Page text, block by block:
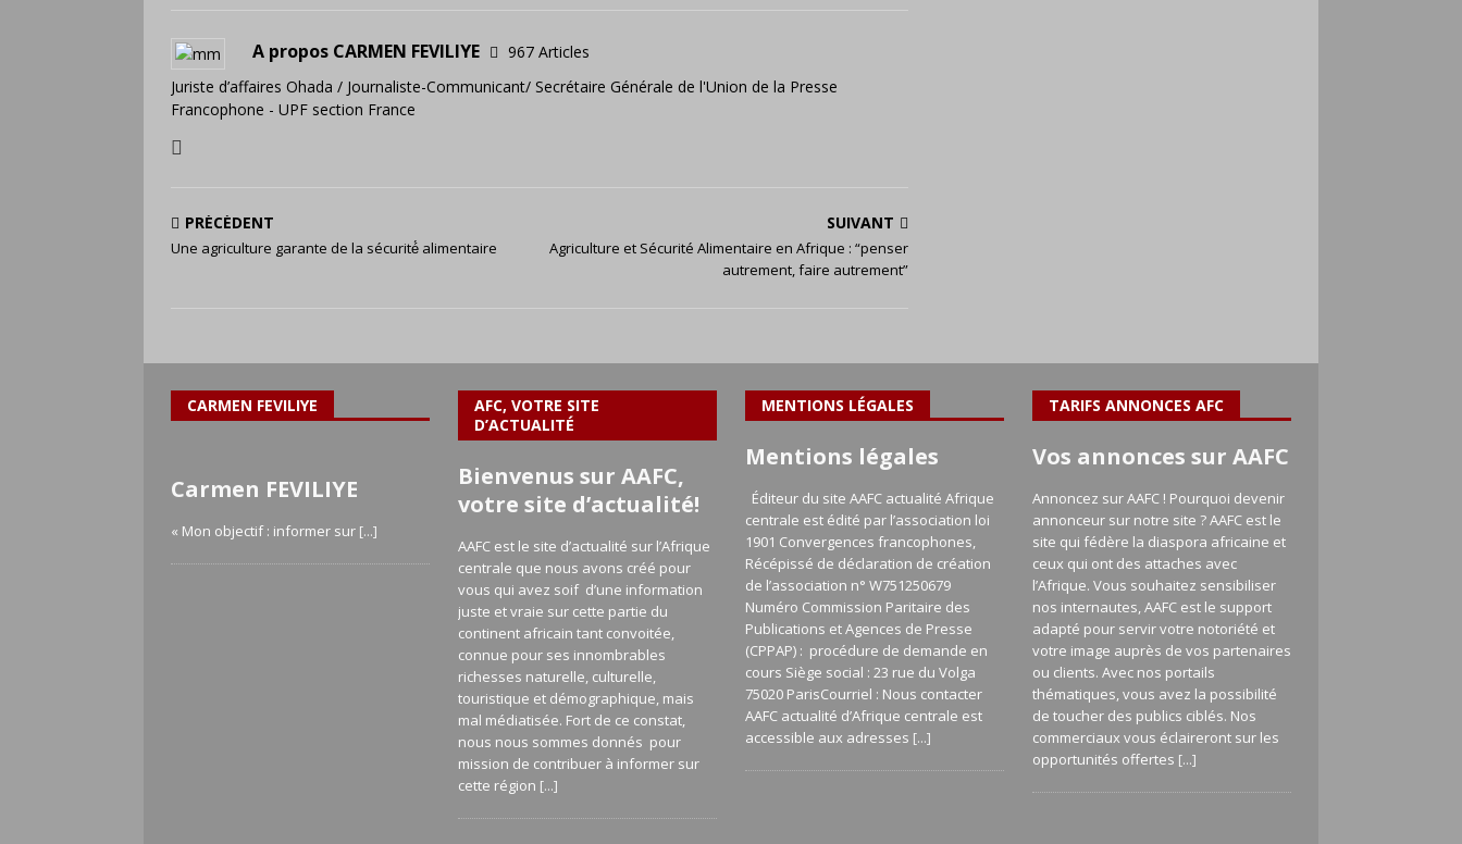
A propos CARMEN FEVILIYE
967 Articles
Juriste d’affaires Ohada / Journaliste-Communicant/ Secrétaire Générale de l'Union de la Presse
Francophone - UPF section France
PRÉCÉDENT
Une agriculture garante de la sécurité́ alimentaire
SUIVANT
Agriculture et Sécurité Alimentaire en Afrique : “penser
autrement, faire autrement”
CARMEN FEVILIYE
Carmen FEVILIYE
« Mon objectif : informer sur [...]
AFC, VOTRE SITE
D’ACTUALITÉ
Bienvenus sur AAFC,
votre site d’actualité!
AAFC est le site d’actualité sur l’Afrique
centrale que nous avons créé pour
vous qui avez soif d’une information
juste et vraie sur cette partie du
continent africain tant convoitée,
connue pour ses innombrables
richesses naturelle, culturelle,
touristique et démographique, mais
mal médiatisée. Fort de ce constat,
nous nous sommes donnés pour
mission de contribuer à informer sur
cette région [...]
MENTIONS LÉGALES
Mentions légales
Éditeur du site AAFC actualité Afrique
centrale est édité par l’association loi
1901 Convergences francophones,
Récépissé de déclaration de création
de l’association n° W751250679
Numéro Commission Paritaire des
Publications et Agences de Presse
(CPPAP) : procédure de demande en
cours Siège social : 23 rue du Volga
75020 ParisCourriel : Nous contacter
AAFC actualité d’Afrique centrale est
accessible aux adresses [...]
TARIFS ANNONCES AFC
Vos annonces sur AAFC
Annoncez sur AAFC ! Pourquoi devenir
annonceur sur notre site ? AAFC est le
site qui fédère la diaspora africaine et
ceux qui ont des attaches avec
l’Afrique. Vous souhaitez sensibiliser
nos internautes, AAFC est le support
adapté pour servir votre notoriété et
votre image auprès de vos partenaires
ou clients. Avec nos portails
thématiques, vous avez la possibilité
de toucher des publics ciblés. Nos
commerciaux vous éclaireront sur les
opportunités offertes [...]